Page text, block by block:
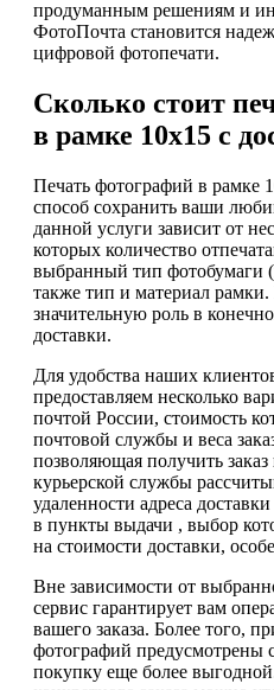
продуманным решениям и
ФотоПочта становится
цифровой фотопечати.
Сколько стоит
в рамке 10х15 с
Печать фотографий в рамке
способ сохранить ваши
данной услуги зависит от
которых количество
выбранный тип фотобумаги
также тип и материал
значительную роль в
доставки.
Для удобства наших
предоставляем несколько
почтой России, стоимость
почтовой службы и веса
позволяющая получить
курьерской службы
удаленности адреса
в пункты выдачи , выбор
на стоимости доставки,
Вне зависимости от
сервис гарантирует вам
вашего заказа. Более того,
фотографий предусмотрены
покупку еще более